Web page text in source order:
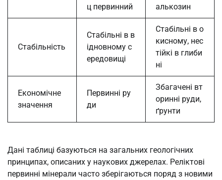
ц первинний
алькозин
Стабільність
Стабільні в в
ідновному с
ередовищі
Стабільні в о
кисному, нес
тійкі в глиби
ні
Економічне
значення
Первинні ру
ди
Збагачені вт
оринні руди,
ґрунти
Дані таблиці базуються на загальних геологічних
принципах, описаних у наукових джерелах. Реліктові
первинні мінерали часто зберігаються поряд з новими